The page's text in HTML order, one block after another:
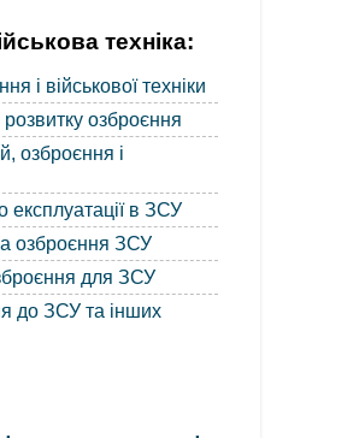
техніка:
і військової техніки
озброєння
озброєння і
в ЗСУ
озброєння ЗСУ
для ЗСУ
до ЗСУ та інших